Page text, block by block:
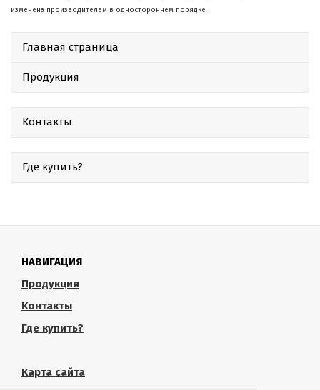
изменена производителем в одностороннем порядке.
Главная страница
Продукция
Контакты
Где купить?
НАВИГАЦИЯ
Продукция
Контакты
Где купить?
Карта сайта